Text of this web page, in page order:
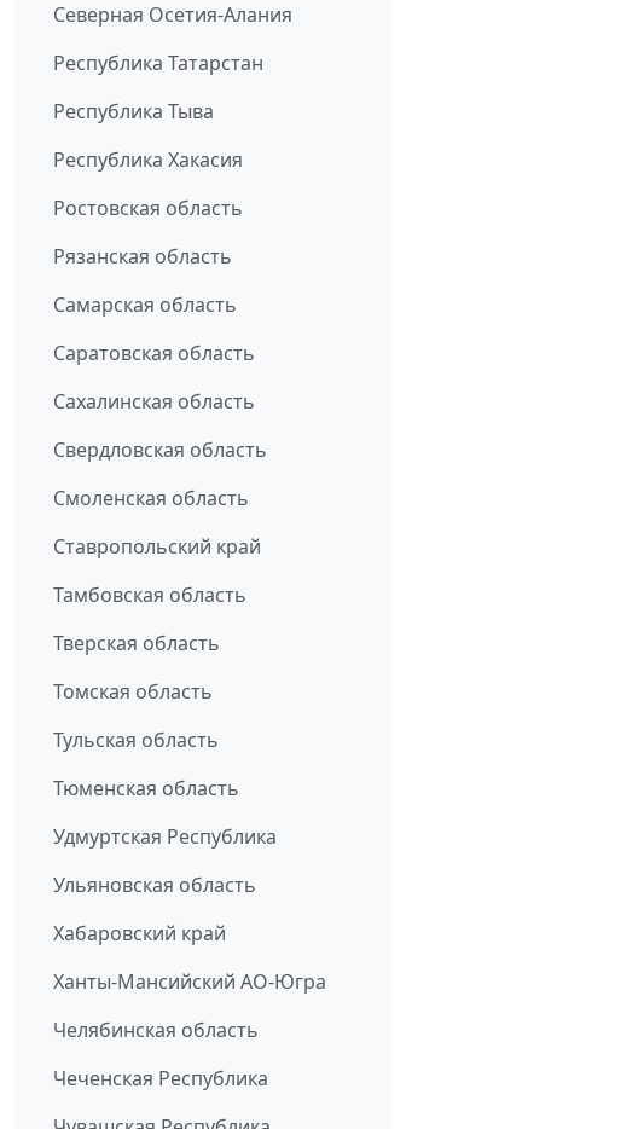
Северная Осетия-Алания
Республика Татарстан
Республика Тыва
Республика Хакасия
Ростовская область
Рязанская область
Самарская область
Саратовская область
Сахалинская область
Свердловская область
Смоленская область
Ставропольский край
Тамбовская область
Тверская область
Томская область
Тульская область
Тюменская область
Удмуртская Республика
Ульяновская область
Хабаровский край
Ханты-Мансийский АО-Югра
Челябинская область
Чеченская Республика